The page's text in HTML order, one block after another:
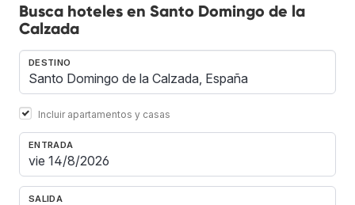
Busca hoteles en Santo Domingo de la
Calzada
DESTINO
Incluir apartamentos y casas
ENTRADA
SALIDA